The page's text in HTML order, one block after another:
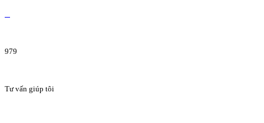
979
Tư vấn giúp tôi